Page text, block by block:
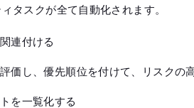
タスクが全て自動化されます。
連付ける
価し、優先順位を付けて、リスクの
を一覧化する